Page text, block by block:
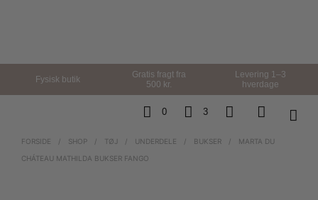
Fysisk butik
Gratis fragt fra
500 kr.
Levering 1–3
hverdage
0 3
FORSIDE / SHOP / TØJ / UNDERDELE / BUKSER /
MARTA DU
CHÁTEAU MATHILDA BUKSER FANGO